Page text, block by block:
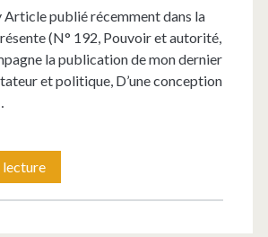
Article publié récemment dans la
(N° 192, Pouvoir et autorité,
la publication de mon dernier
et politique, D’une conception
lectureAutorité
et